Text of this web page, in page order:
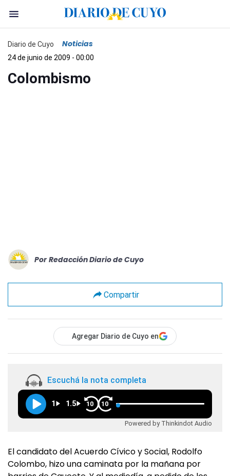
Diario de Cuyo Noticias
24 de junio de 2009 - 00:00
Colombismo
Por Redacción Diario de Cuyo
Compartir
Agregar Diario de Cuyo en
Escuchá la nota completa
1 1.5 10 10
Powered by Thinkindot Audio
El candidato del Acuerdo Cívico y Social, Rodolfo
Colombo, hizo una caminata por la mañana por